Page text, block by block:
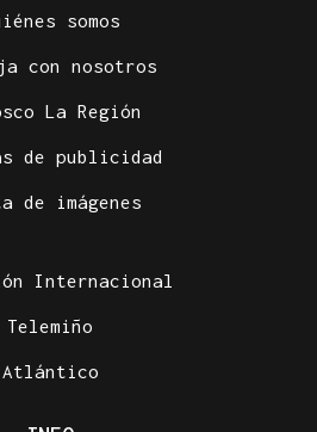
somos
con nosotros
La Región
de publicidad
de imágenes
Internacional
Telemiño
Atlántico